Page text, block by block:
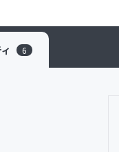
Creation
6